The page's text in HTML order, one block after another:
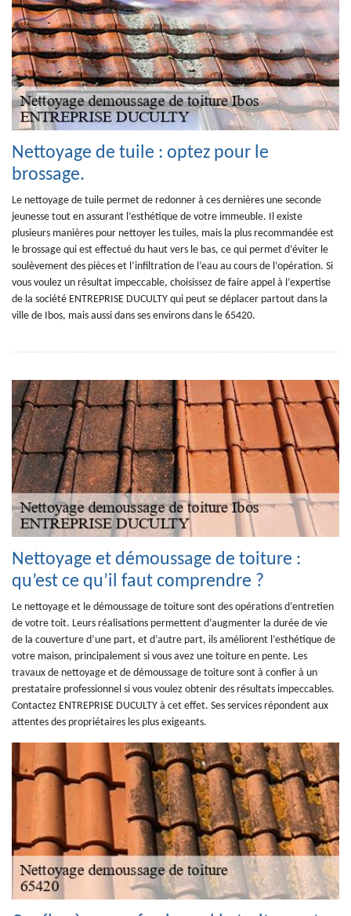
Nettoyage de tuile : optez pour le
brossage.
Le nettoyage de tuile permet de redonner à ces dernières une seconde
jeunesse tout en assurant l’esthétique de votre immeuble. Il existe
plusieurs manières pour nettoyer les tuiles, mais la plus recommandée est
le brossage qui est effectué du haut vers le bas, ce qui permet d’éviter le
soulèvement des pièces et l’infiltration de l’eau au cours de l’opération. Si
vous voulez un résultat impeccable, choisissez de faire appel à l’expertise
de la société ENTREPRISE DUCULTY qui peut se déplacer partout dans la
ville de Ibos, mais aussi dans ses environs dans le 65420.
Nettoyage et démoussage de toiture :
qu’est ce qu’il faut comprendre ?
Le nettoyage et le démoussage de toiture sont des opérations d’entretien
de votre toit. Leurs réalisations permettent d’augmenter la durée de vie
de la couverture d’une part, et d’autre part, ils améliorent l’esthétique de
votre maison, principalement si vous avez une toiture en pente. Les
travaux de nettoyage et de démoussage de toiture sont à confier à un
prestataire professionnel si vous voulez obtenir des résultats impeccables.
Contactez ENTREPRISE DUCULTY à cet effet. Ses services répondent aux
attentes des propriétaires les plus exigeants.